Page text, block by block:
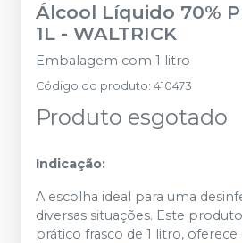
Álcool Líquido 70%
1L - WALTRICK
Embalagem com 1 litro
Código do produto: 410473
Produto esgotado
Indicação:
A escolha ideal para uma
diversas situações. Este
prático frasco de 1 litro,